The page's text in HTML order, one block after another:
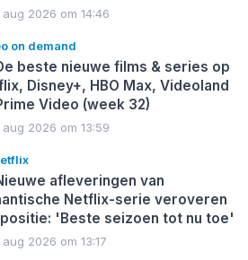
aug 2026 om 14:46
on demand
beste nieuwe films & series op
Disney+, HBO Max, Videoland
Video (week 32)
aug 2026 om 13:59
afleveringen van
Netflix-serie veroveren
'Beste seizoen tot nu toe'
aug 2026 om 13:17